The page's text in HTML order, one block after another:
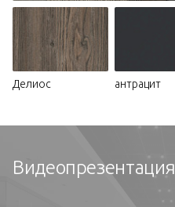
Делиос антрацит
Видеопрезентация